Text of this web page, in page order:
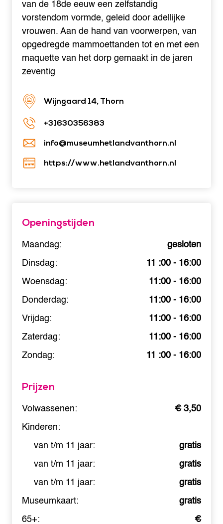
van de 18de eeuw een zelfstandig
vorstendom vormde, geleid door adellijke
vrouwen. Aan de hand van voorwerpen, van
opgedregde mammoettanden tot en met een
maquette van het dorp gemaakt in de jaren
zeventig
Wijngaard 14, Thorn
+31630356383
info@museumhetlandvanthorn.nl
https://www.hetlandvanthorn.nl
Openingstijden
Maandag:
gesloten
Dinsdag:
11 :00 - 16:00
Woensdag:
11:00 - 16:00
Donderdag:
11:00 - 16:00
Vrijdag:
11:00 - 16:00
Zaterdag:
11:00 - 16:00
Zondag:
11 :00 - 16:00
Prijzen
Volwassenen:
€ 3,50
Kinderen:
van t/m 11 jaar:
gratis
van t/m 11 jaar:
gratis
van t/m 11 jaar:
gratis
Museumkaart:
gratis
65+:
€